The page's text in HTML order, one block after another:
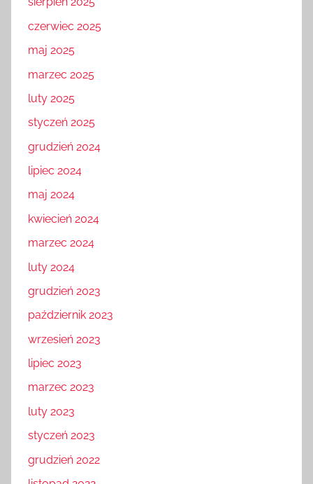
czerwiec 2025
maj 2025
marzec 2025
luty 2025
styczeń 2025
grudzień 2024
lipiec 2024
maj 2024
kwiecień 2024
marzec 2024
luty 2024
grudzień 2023
październik 2023
wrzesień 2023
lipiec 2023
marzec 2023
luty 2023
styczeń 2023
grudzień 2022